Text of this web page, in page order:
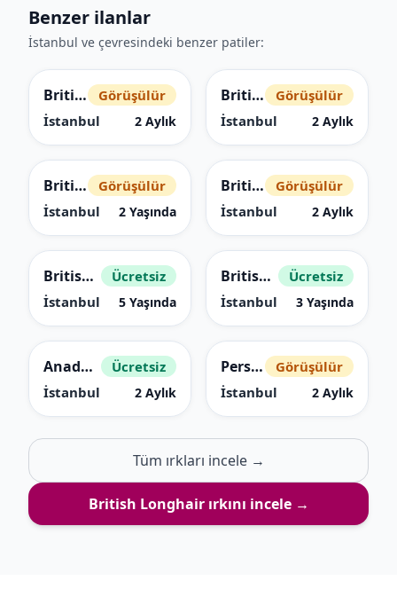
Benzer ilanlar
İstanbul ve çevresindeki benzer patiler:
British Longhair
Görüşülür
İstanbul
2 Aylık
British Longhair
Görüşülür
İstanbul
2 Aylık
British Longhair
Görüşülür
İstanbul
2 Yaşında
British Longhair
Görüşülür
İstanbul
2 Aylık
British Shorthair
Ücretsiz
İstanbul
5 Yaşında
British Shorthair
Ücretsiz
İstanbul
3 Yaşında
Anadolu Kedisi (Sarman, Tekir)
Ücretsiz
İstanbul
2 Aylık
Persian (İran)
Görüşülür
İstanbul
2 Aylık
Tüm ırkları incele →
British Longhairırkını incele →